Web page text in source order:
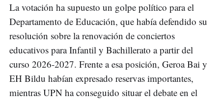
La votación ha supuesto un golpe político para el
Departamento de Educación, que había defendido su
resolución sobre la renovación de conciertos
educativos para Infantil y Bachillerato a partir del
curso 2026-2027. Frente a esa posición, Geroa Bai y
EH Bildu habían expresado reservas importantes,
mientras UPN ha conseguido situar el debate en el